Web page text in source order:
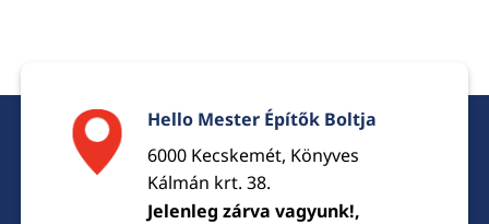
Hello Mester Építők Boltja
6000 Kecskemét, Könyves
Kálmán krt. 38.
Jelenleg zárva vagyunk!,